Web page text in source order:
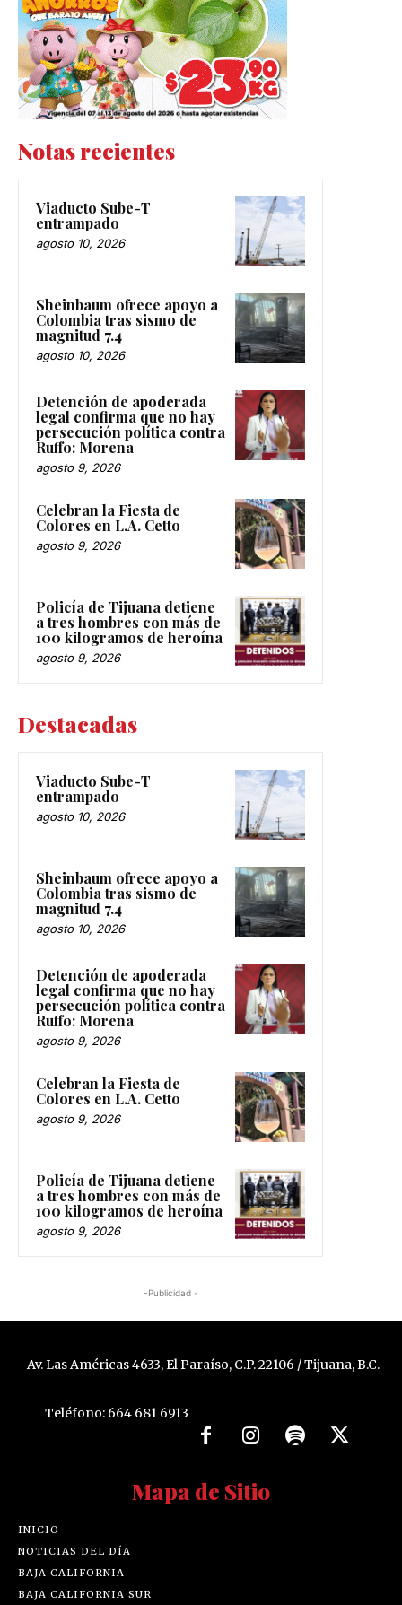
Notas recientes
Viaducto Sube-T
entrampado
agosto 10, 2026
Sheinbaum ofrece apoyo a
Colombia tras sismo de
magnitud 7.4
agosto 10, 2026
Detención de apoderada
legal confirma que no hay
persecución política contra
Ruffo: Morena
agosto 9, 2026
Celebran la Fiesta de
Colores en L.A. Cetto
agosto 9, 2026
Policía de Tijuana detiene
a tres hombres con más de
100 kilogramos de heroína
agosto 9, 2026
Destacadas
Viaducto Sube-T
entrampado
agosto 10, 2026
Sheinbaum ofrece apoyo a
Colombia tras sismo de
magnitud 7.4
agosto 10, 2026
Detención de apoderada
legal confirma que no hay
persecución política contra
Ruffo: Morena
agosto 9, 2026
Celebran la Fiesta de
Colores en L.A. Cetto
agosto 9, 2026
Policía de Tijuana detiene
a tres hombres con más de
100 kilogramos de heroína
agosto 9, 2026
-Publicidad -
Av. Las Américas 4633, El Paraíso, C.P. 22106 / Tijuana, B.C.
Teléfono: 664 681 6913
Mapa de Sitio
INICIO
NOTICIAS DEL DÍA
BAJA CALIFORNIA
BAJA CALIFORNIA SUR